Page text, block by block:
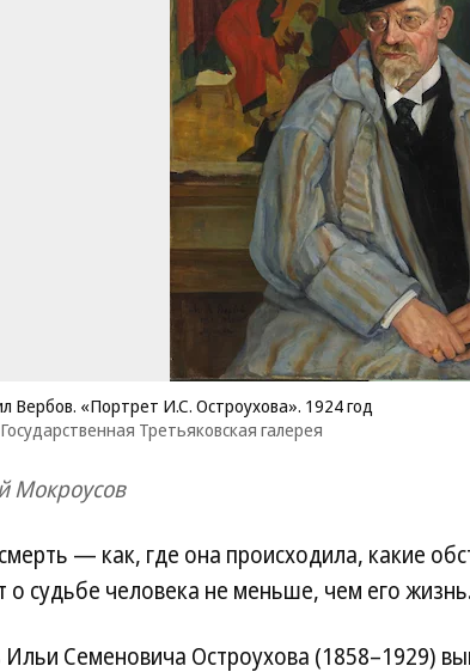
Вербов. «Портрет И.С. Остроухова». 1924 год
Третьяковская галерея
Мокроусов
— как, где она происходила, какие
о судьбе человека не меньше, чем его жизнь.
Семеновича Остроухова (1858–1929)